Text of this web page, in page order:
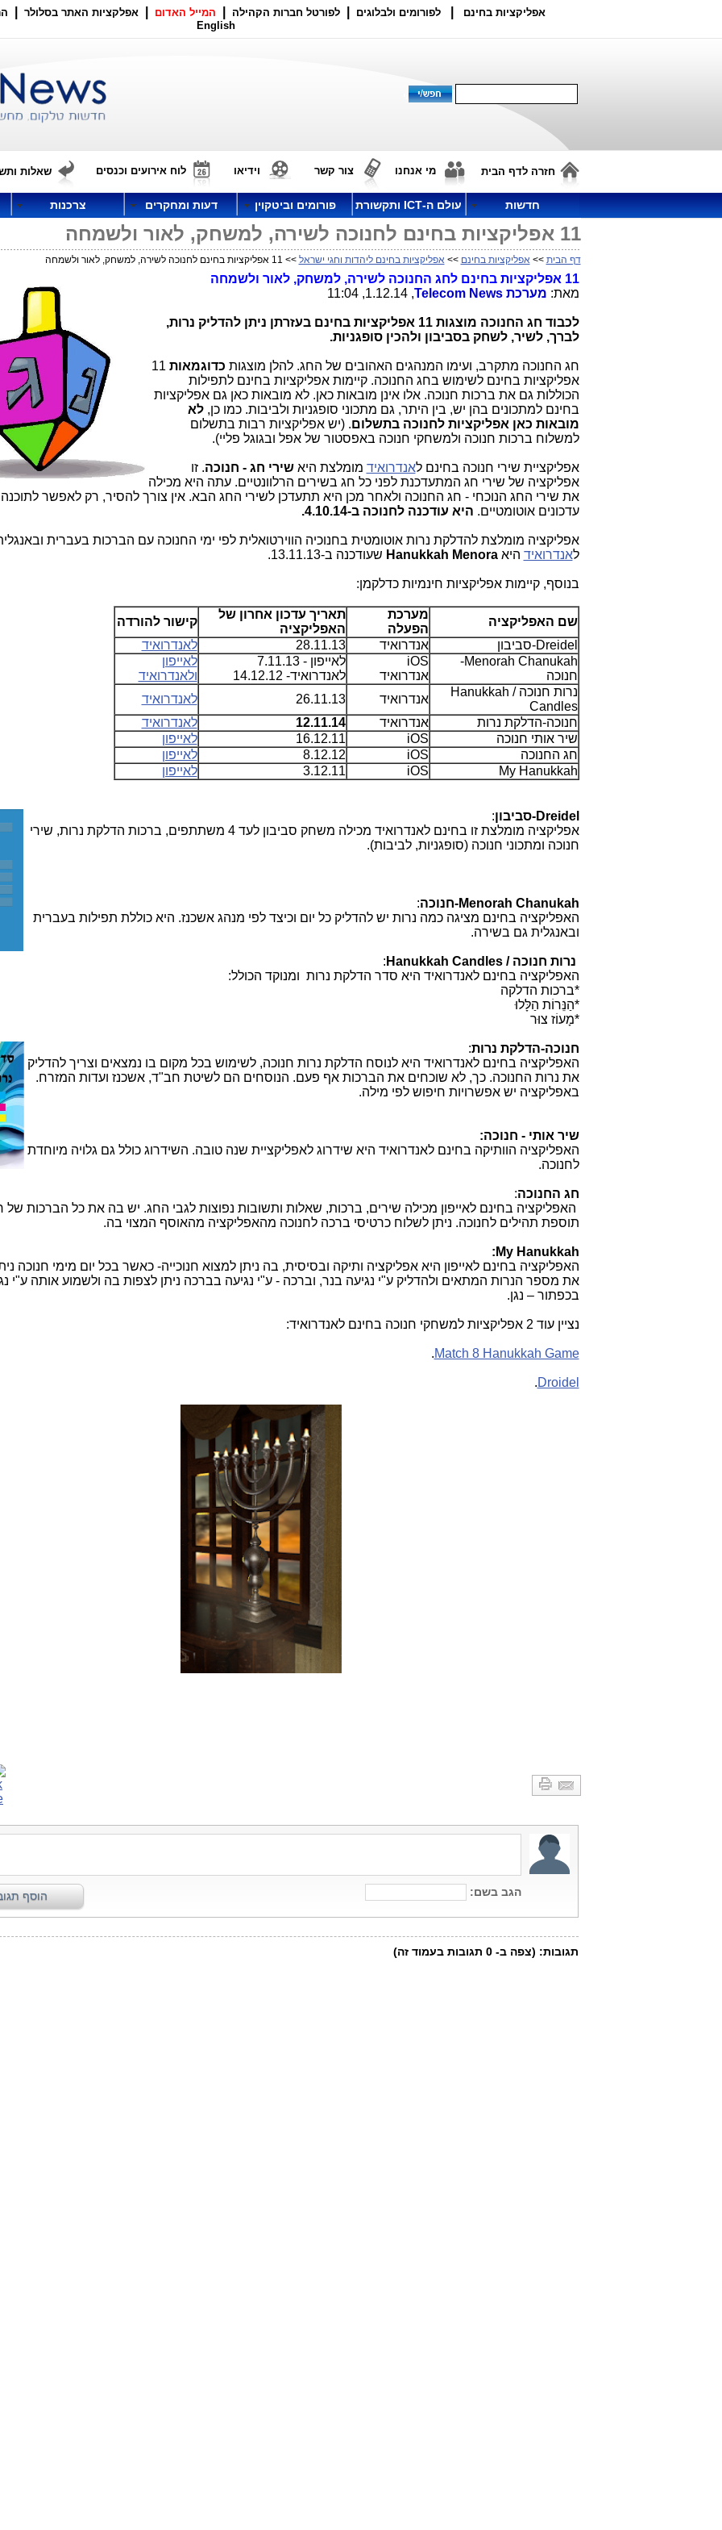
אפליקציות בחינם לפורומים ולבלוגים לפורטל חברות הקהילה המייל האדום אפלקציות האתר בסלולר
English
חזרה לדף הבית מי אנחנו צור קשר וידיאו לוח אירועים וכנסים שאלות
חדשות עולם ה-ICT ותקשורת פורומים וביטקוין דעות ומחקרים צרכנות
11 אפליקציות בחינם לחנוכה לשירה, למשחק, לאור ולשמחה
דף הבית >> אפליקציות בחינם >> אפליקציות בחינם ליהדות וחגי ישראל >> 11 אפליקציות בחינם לחנוכה לשירה, למשחק, לאור ולשמחה
11 אפליקציות בחינם לחג החנוכה לשירה, למשחק, לאור ולשמחה
מאת: מערכת Telecom News
, 1.12.14, 11:04
לכבוד חג החנוכה מוצגות 11 אפליקציות בחינם בעזרתן ניתן להדליק נרות,
לברך, לשיר, לשחק בסביבון ולהכין סופגניות.
חג החנוכה מתקרב, ועימו המנהגים האהובים של החג. להלן מוצגות כדוגמאות 11
אפליקציות בחינם לשימוש בחג החנוכה. קיימות אפליקציות בחינם לתפילות
הכוללות גם את ברכות חנוכה. אלו אינן מובאות כאן. לא מובאות כאן גם אפליקציות
בחינם למתכונים בהן יש, בין היתר, גם מתכוני סופגניות ולביבות. כמו כן,לא
מובאות כאן אפליקציות לחנוכה בתשלום. (יש אפליקציות רבות בתשלום
למשלוח ברכות חנוכה ולמשחקי חנוכה באפסטור של אפל ובגוגל פליי).
אפליקציית שירי חנוכה בחינם לאנדרואיד מומלצת היאשירי חג - חנוכה. זו
אפליקציה של שירי חג המתעדכנת לפני כל חג בשירים הרלוונטיים. עתה היא מכילה
את שירי החג הנוכחי - חג החנוכה ולאחר מכן היא תתעדכן לשירי החג הבא. אין צורך להסיר, רק לאפשר
עדכונים אוטומטיים. היא עודכנה לחנוכה ב-4.10.14.
אפליקציה מומלצת להדלקת נרות אוטומטית בחנוכיה הווירטואלית לפי ימי החנוכה עם הברכות בעברית
לאנדרואיד היאHanukkah Menora שעודכנה ב-13.11.13.
בנוסף, קיימות אפליקציות חינמיות כדלקמן:
שם האפליקציה
מערכת
הפעלה
תאריך עדכון אחרון של
האפליקציה
קישור להורדה
Dreidel-סביבון אנדרואיד 28.11.13
לאנדרואיד
Menorah Chanukah
-
חנוכה
iOS
אנדרואיד
לאייפון - 7.11.13
לאנדרואיד- 14.12.12
לאייפון
ולאנדרואיד
נרות חנוכה / Hanukkah
Candles
אנדרואיד 26.11.13
לאנדרואיד
חנוכה-הדלקת נרות
אנדרואיד 12.11.14
לאנדרואיד
שיר אותי חנוכה
iOS
16.12.11
לאייפון
חג החנוכה
iOS
8.12.12
לאייפון
My Hanukkah
iOS
3.12.11 לאייפון
Dreidel-סביבון:
אפליקציה מומלצת זו בחינם לאנדרואיד מכילה משחק סביבון לעד 4 משתתפים, ברכות הדלקת נרות, שירי
חנוכה ומתכוני חנוכה (סופגניות, לביבות).
Menorah Chanukah-חנוכה:
האפליקציה בחינם מציגה כמה נרות יש להדליק כל יום וכיצד לפי מנהג אשכנז. היא כוללת תפילות בעברית
ובאנגלית גם בשירה.
נרות חנוכה / Hanukkah Candles
:
האפליקציה בחינם לאנדרואיד היא סדר הדלקת נרות ומנוקד הכולל:
*ברכות הדלקה
*הַנֵּרוֹת הַלָּלוּ
*מָעוֹז צוּר
חנוכה-הדלקת נרות:
האפליקציה בחינם לאנדרואיד היא לנוסח הדלקת נרות חנוכה, לשימוש בכל מקום בו נמצאים וצריך להדליק
את נרות החנוכה. כך, לא שוכחים את הברכות אף פעם. הנוסחים הם לשיטת חב"ד, אשכנז ועדות המזרח.
באפליקציה יש אפשרויות חיפוש לפי מילה.
שיר אותי - חנוכה:
האפליקציה הוותיקה בחינם לאנדרואיד היא שידרוג לאפליקציית שנה טובה. השידרוג כולל גם גלויה מיוחדת
לחנוכה.
חג החנוכה:
האפליקציה בחינם לאייפון מכילה שירים, ברכות, שאלות ותשובות נפוצות לגבי החג. יש בה את כל הברכות של
תוספת תהילים לחנוכה. ניתן לשלוח כרטיסי ברכה לחנוכה מהאפליקציה מהאוסף המצוי בה.
My Hanukkah:
האפליקציה בחינם לאייפון היא אפליקציה ותיקה ובסיסית, בה ניתן למצוא חנוכייה- כאשר בכל יום מימי חנוכה
את מספר הנרות המתאים ולהדליק ע"י נגיעה בנר, וברכה - ע"י נגיעה בברכה ניתן לצפות בה ולשמוע אותה ע"י
בכפתור – נגן.
נציין עוד 2 אפליקציות למשחקי חנוכה בחינם לאנדרואיד:
Match 8 Hanukkah Game
.
Droidel
.